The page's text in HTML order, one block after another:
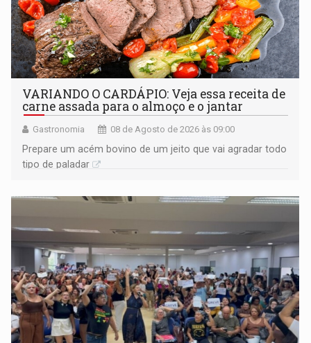
VARIANDO O CARDÁPIO: Veja essa receita de
carne assada para o almoço e o jantar
Gastronomia 08 de Agosto de 2026 às 09:00
Prepare um acém bovino de um jeito que vai agradar todo
tipo de paladar